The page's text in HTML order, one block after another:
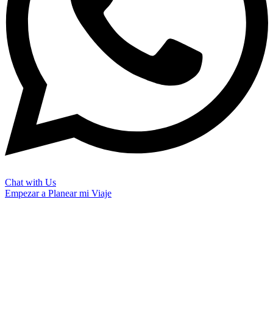
Chat with Us
Empezar a Planear mi Viaje